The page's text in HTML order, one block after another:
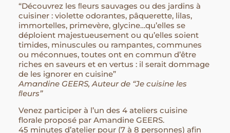
“Découvrez les ﬂeurs sauvages ou des jardins à
cuisiner : violette odorantes, pâquerette, lilas,
immortelles, primevère, glycine…qu’elles se
déploient majestueusement ou qu’elles soient
timides, minuscules ou rampantes, communes
ou méconnues, toutes ont en commun d’être
riches en saveurs et en vertus : il serait dommage
de les ignorer en cuisine”
Amandine GEERS, Auteur de “Je cuisine les
ﬂeurs”
Venez participer à l’un des 4 ateliers cuisine
florale proposé par Amandine GEERS.
45 minutes d’atelier pour (7 à 8 personnes) afin